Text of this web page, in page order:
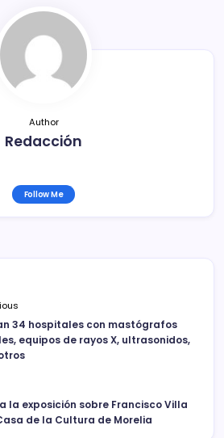
tir
Author
Redacción
Follow Me
34 hospitales con mastógrafos
equipos de rayos X, ultrasonidos,
la exposición sobre Francisco Villa
de la Cultura de Morelia